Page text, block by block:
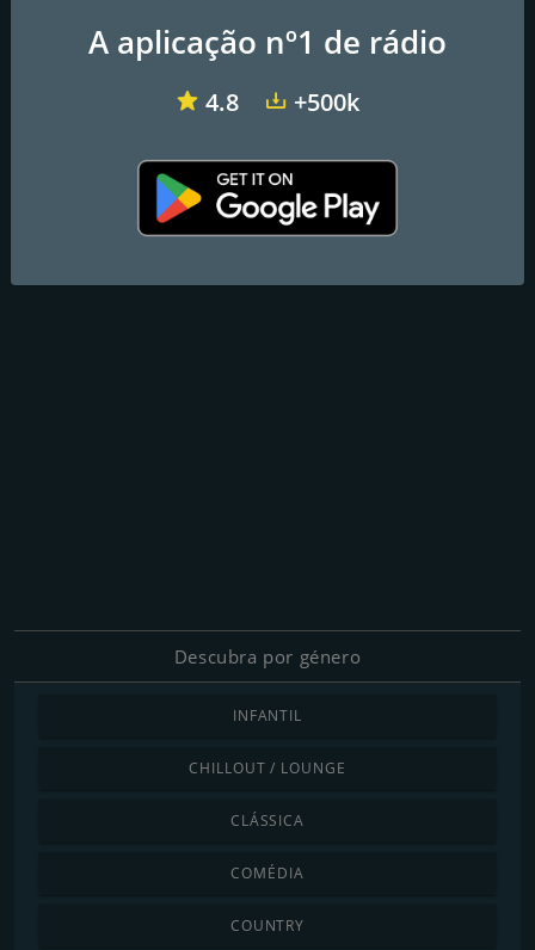
Descubra por género
INFANTIL
CHILLOUT / LOUNGE
CLÁSSICA
COMÉDIA
COUNTRY
A aplicação nº1 de rádio
4.8 +500k